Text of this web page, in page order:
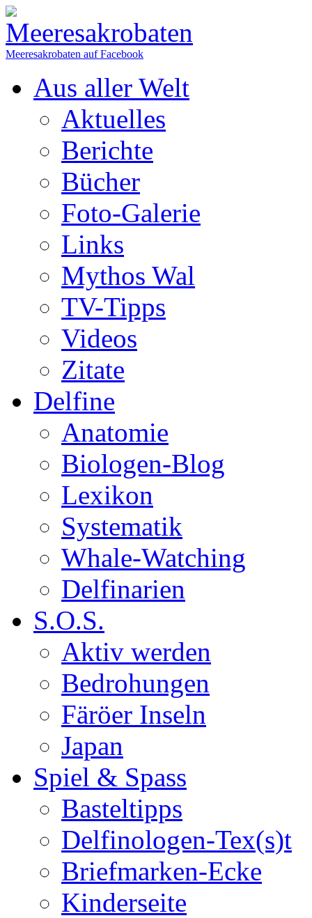
Meeresakrobaten auf Facebook
Aus aller Welt
Aktuelles
Berichte
Bücher
Foto-Galerie
Links
Mythos Wal
TV-Tipps
Videos
Zitate
Delfine
Anatomie
Biologen-Blog
Lexikon
Systematik
Whale-Watching
Delfinarien
S.O.S.
Aktiv werden
Bedrohungen
Färöer Inseln
Japan
Spiel & Spass
Basteltipps
Delfinologen-Tex(s)t
Briefmarken-Ecke
Kinderseite